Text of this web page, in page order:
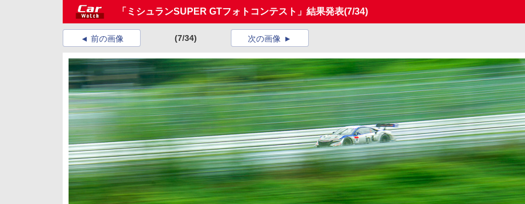
「ミシュランSUPER GTフォトコンテスト」結果発表(7/34)
前の画像 (7/34) 次の画像